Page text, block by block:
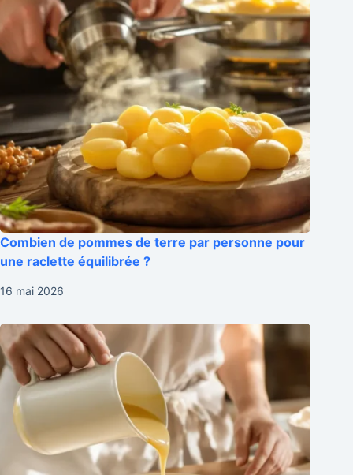
Combien de pommes de terre par personne pour
une raclette équilibrée ?
16 mai 2026